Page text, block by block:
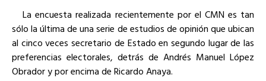
La encuesta realizada recientemente por el CMN es tan
sólo la última de una serie de estudios de opinión que ubican
al cinco veces secretario de Estado en segundo lugar de las
preferencias electorales, detrás de Andrés Manuel López
Obrador y por encima de Ricardo Anaya.